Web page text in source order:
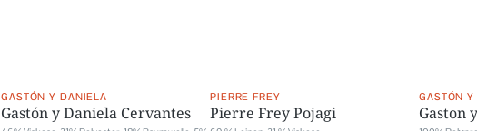
GASTÓN Y DANIELA
Gastón y Daniela Cervantes
PIERRE FREY
Pierre Frey Pojagi
GASTÓN
Gaston